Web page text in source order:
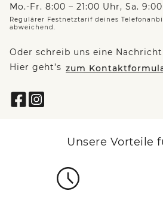
Mo.-Fr. 8:00 – 21:00 Uhr, Sa.
Regulärer Festnetztarif deines
abweichend.
Oder schreib uns eine Nachricht
Hier geht’s zum
Unsere Vorteile